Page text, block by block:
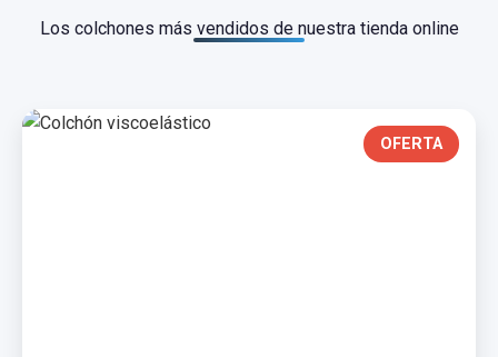
Los colchones más vendidos de nuestra tienda online
OFERTA